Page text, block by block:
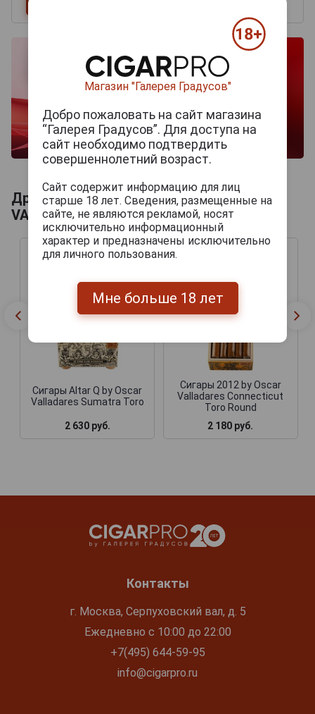
Другие продукты бренда OSCAR
VALLADARES
Сигары Altar Q by Oscar
Valladares Sumatra Toro
2 630 руб.
Сигары 2012 by Oscar
Valladares Connecticut
Toro Round
2 180 руб.
Контакты
г. Москва, Серпуховский вал, д. 5
Ежедневно с 10:00 до 22:00
+7(495) 644-59-95
info@cigarpro.ru
Магазин "Галерея Градусов"
Добро пожаловать на сайт магазина
“Галерея Градусов”. Для доступа на
сайт необходимо подтвердить
совершеннолетний возраст.
Сайт содержит информацию для лиц
старше 18 лет. Сведения, размещенные на
сайте, не являются рекламой, носят
исключительно информационный
характер и предназначены исключительно
для личного пользования.
Мне больше 18 лет